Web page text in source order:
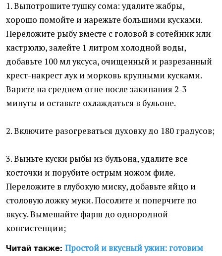
1. Выпотрошите тушку сома: удалите жабры,
хорошо помойте и нарежьте большими кусками.
Переложите рыбу вместе с головой в сотейник или
кастрюлю, залейте 1 литром холодной воды,
добавьте 100 мл уксуса, очищенный и разрезанный
крест-накрест лук и морковь крупными кусками.
Варите на среднем огне после закипания 2-3
минуты и оставьте охлаждаться в бульоне.
2. Включите разогреваться духовку до 180 градусов;
3. Выньте куски рыбы из бульона, удалите все
косточки и порубите острым ножом филе.
Переложите в глубокую миску, добавьте яйцо и
столовую ложку муки. Посолите и поперчите по
вкусу. Вымешайте фарш до однородной
консистенции;
Читай также: Простой и вкусный ужин: готовим